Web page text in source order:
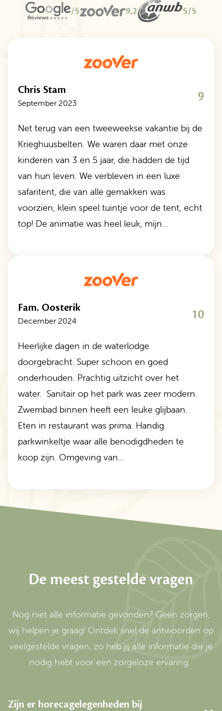
Chris Stam
September 2023 9
Net terug van een tweeweekse vakantie bij de
Krieghuusbelten. We waren daar met onze
kinderen van 3 en 5 jaar, die hadden de tijd
van hun leven. We verbleven in een luxe
safaritent, die van alle gemakken was
voorzien, klein speel tuintje voor de tent, echt
top! De animatie was heel leuk, mijn…
/5 9,2 5/5
Fam. Oosterik
December 2024 10
Heerlijke dagen in de waterlodge
doorgebracht. Super schoon en goed
onderhouden. Prachtig uitzicht over het
water. Sanitair op het park was zeer modern.
Zwembad binnen heeft een leuke glijbaan.
Eten in restaurant was prima. Handig
parkwinkeltje waar alle benodigdheden te
koop zijn. Omgeving van…
De meest gestelde vragen
Nog niet alle informatie gevonden? Geen zorgen,
wij helpen je graag! Ontdek snel de antwoorden op
veelgestelde vragen, zo heb jij alle informatie die je
nodig hebt voor een zorgeloze ervaring.
Zijn er horecagelegenheden bij